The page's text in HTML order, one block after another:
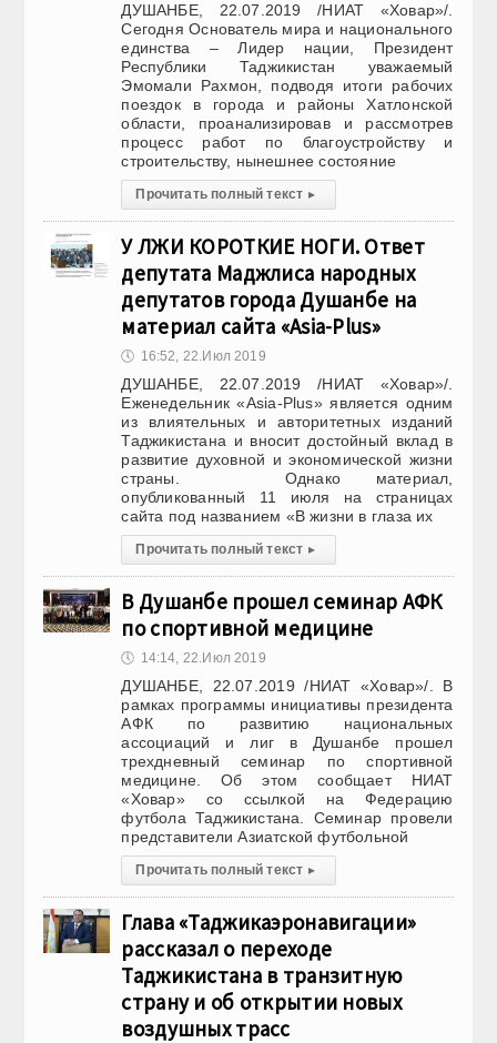
ДУШАНБЕ, 22.07.2019 /НИАТ «Ховар»/.
Сегодня Основатель мира и национального
единства – Лидер нации, Президент
Республики Таджикистан уважаемый
Эмомали Рахмон, подводя итоги рабочих
поездок в города и районы Хатлонской
области, проанализировав и рассмотрев
процесс работ по благоустройству и
строительству, нынешнее состояние
Прочитать полный текст ▸
У ЛЖИ КОРОТКИЕ НОГИ. Ответ
депутата Маджлиса народных
депутатов города Душанбе на
материал сайта «Asia-Plus»
🕔 16:52, 22.Июл 2019
ДУШАНБЕ, 22.07.2019 /НИАТ «Ховар»/.
Еженедельник «Asia-Plus» является одним
из влиятельных и авторитетных изданий
Таджикистана и вносит достойный вклад в
развитие духовной и экономической жизни
страны. Однако материал,
опубликованный 11 июля на страницах
сайта под названием «В жизни в глаза их
Прочитать полный текст ▸
В Душанбе прошел семинар АФК
по спортивной медицине
🕔 14:14, 22.Июл 2019
ДУШАНБЕ, 22.07.2019 /НИАТ «Ховар»/. В
рамках программы инициативы президента
АФК по развитию национальных
ассоциаций и лиг в Душанбе прошел
трехдневный семинар по спортивной
медицине. Об этом сообщает НИАТ
«Ховар» со ссылкой на Федерацию
футбола Таджикистана. Семинар провели
представители Азиатской футбольной
Прочитать полный текст ▸
Глава «Таджикаэронавигации»
рассказал о переходе
Таджикистана в транзитную
страну и об открытии новых
воздушных трасс